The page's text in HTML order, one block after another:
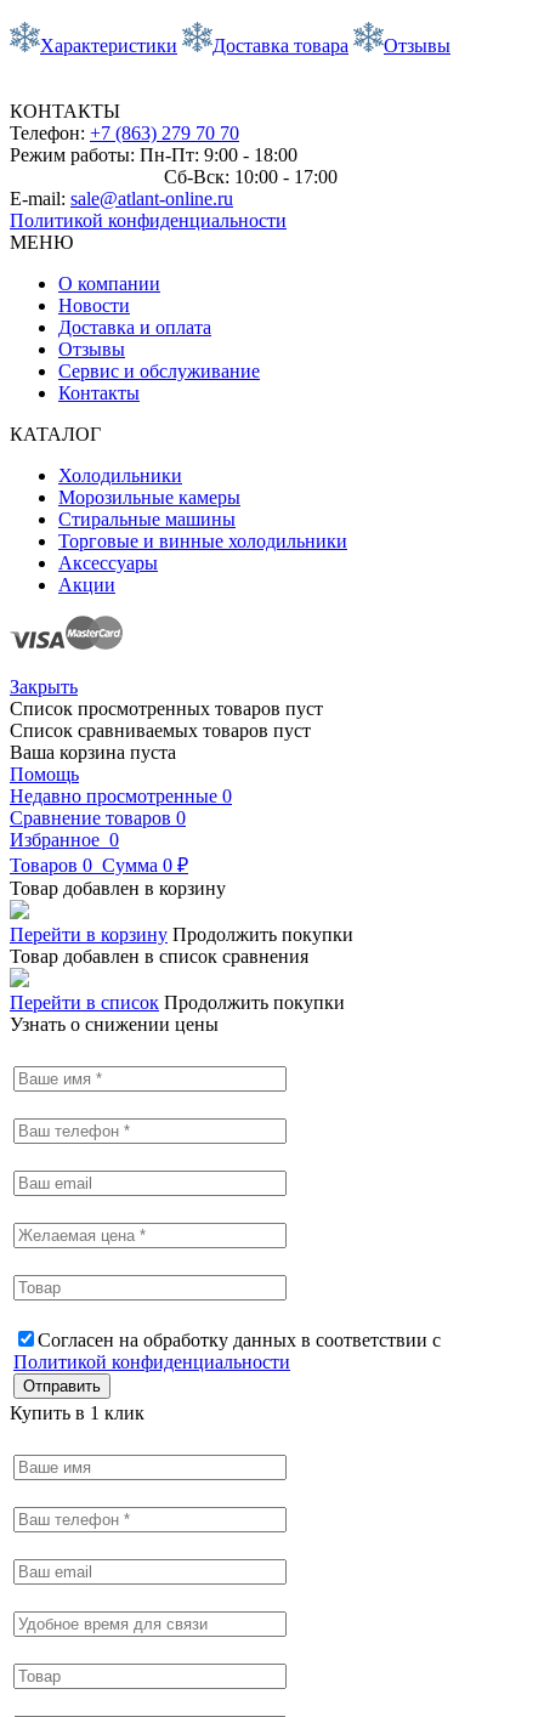
Характеристики Доставка товара Отзывы
КОНТАКТЫ
Телефон: +7 (863) 279 70 70
Режим работы: Пн-Пт: 9:00 - 18:00
Сб-Вск: 10:00 - 17:00
E-mail: sale@atlant-online.ru
Политикой конфиденциальности
МЕНЮ
О компании
Новости
Доставка и оплата
Отзывы
Сервис и обслуживание
Контакты
КАТАЛОГ
Холодильники
Морозильные камеры
Стиральные машины
Торговые и винные холодильники
Аксессуары
Акции
Закрыть
Список просмотренных товаров пуст
Список сравниваемых товаров пуст
Ваша корзина пуста
Помощь
Недавно просмотренные 0
Сравнение товаров 0
Избранное 0
Товаров 0 Сумма 0 ₽
Товар добавлен в корзину
Перейти в корзину Продолжить покупки
Товар добавлен в список сравнения
Перейти в список Продолжить покупки
Узнать о снижении цены
Согласен на обработку данных в соответствии с
Политикой конфиденциальности
Купить в 1 клик